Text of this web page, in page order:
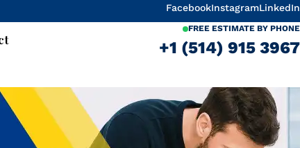
FacebookInstagramLinkedIn
FREE ESTIMATE BY PHONE
+1 (514) 915 3967